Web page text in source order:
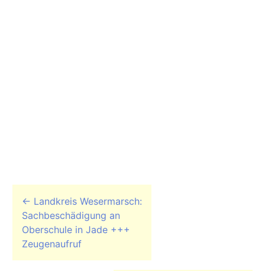
Beitrags-Navigation
← Landkreis Wesermarsch:
Sachbeschädigung an
Oberschule in Jade +++
Zeugenaufruf